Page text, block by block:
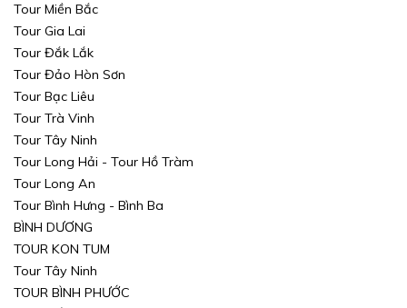
Tour Miền Bắc
Tour Gia Lai
Tour Đắk Lắk
Tour Đảo Hòn Sơn
Tour Bạc Liêu
Tour Trà Vinh
Tour Tây Ninh
Tour Long Hải - Tour Hồ Tràm
Tour Long An
Tour Bình Hưng - Bình Ba
BÌNH DƯƠNG
TOUR KON TUM
Tour Tây Ninh
TOUR BÌNH PHƯỚC